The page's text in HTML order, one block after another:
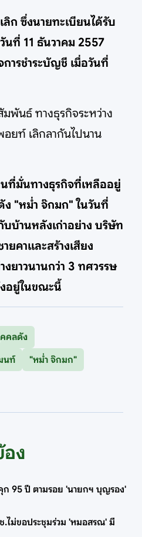
ก ซึ่งนายทะเบียนได้รับ
นที่ 11 ธันวาคม 2557
ารชำระบัญชี เมื่อวันที่
มพันธ์ ทางธุรกิจระหว่าง
ยท์ เลิกลากันไปนาน
ที่มั่นทางธุรกิจที่เหลืออยู่
"หม่ำ จ๊กมก" ในวันที่
บ้านหลังเก่าอย่าง บริษัท
ยคาและสร้างเสียง
งยาวนานกว่า 3 ทศวรรษ
อยู่ในขณะนี้
คลดัง
นท์
"หม่ำ จ๊กมก"
อง
95 ปี ตามรอย 'นายกฯ บุญรอง'
.ไม่ขอประชุมร่วม 'หมอสรณ' มี